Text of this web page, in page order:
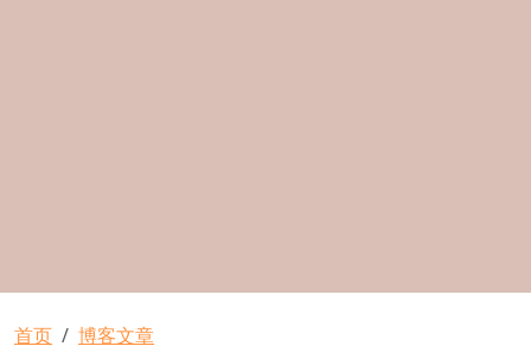
面包屑
首页 博客文章